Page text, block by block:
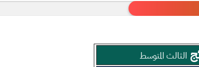
الثالث المتوسط